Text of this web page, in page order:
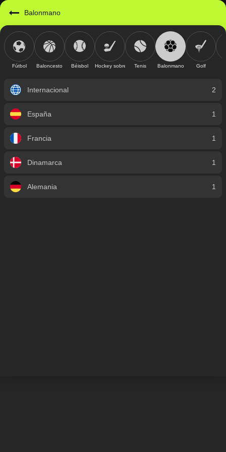
Balonmano
Fútbol Baloncesto Béisbol Hockey sobre hieloTenis Balonmano Golf
Internacional 2
España 1
Francia 1
Dinamarca 1
Alemania 1